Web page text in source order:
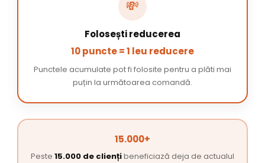
💸
Folosești reducerea
10 puncte = 1 leu reducere
Punctele acumulate pot fi folosite pentru a plăti mai
puțin la următoarea comandă.
15.000+
Peste 15.000 de cliențibeneficiază deja de actualul